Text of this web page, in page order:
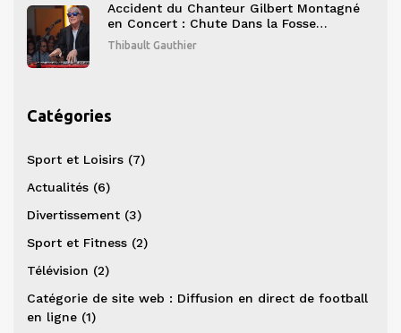
Accident du Chanteur Gilbert Montagné
en Concert : Chute Dans la Fosse
d'Orchestre
Thibault Gauthier
Catégories
Sport et Loisirs (7)
Actualités (6)
Divertissement (3)
Sport et Fitness (2)
Télévision (2)
Catégorie de site web : Diffusion en direct de football
en ligne (1)